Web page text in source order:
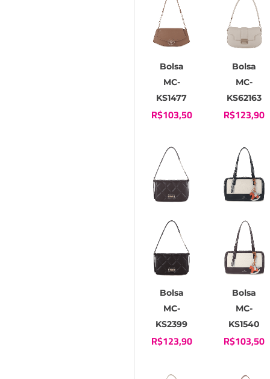
Bolsa
MC-
KS1477
R$103,50
Bolsa
MC-
KS62163
R$123,90
Bolsa
MC-
KS2399
R$123,90
Bolsa
MC-
KS1540
R$103,50